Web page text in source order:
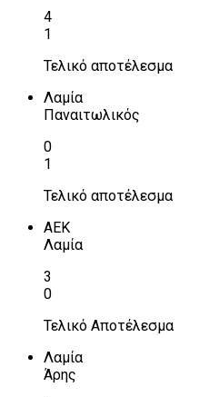
4
1
Τελικό αποτέλεσμα
Λαμία
Παναιτωλικός
0
1
Τελικό αποτέλεσμα
ΑΕΚ
Λαμία
3
0
Τελικό Αποτέλεσμα
Λαμία
Άρης